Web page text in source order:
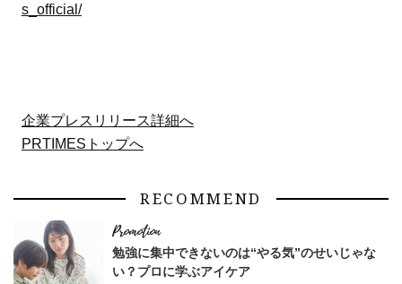
s_official/
企業プレスリリース詳細へ
PRTIMESトップへ
RECOMMEND
勉強に集中できないのは“やる気”のせいじゃな
い？プロに学ぶアイケア